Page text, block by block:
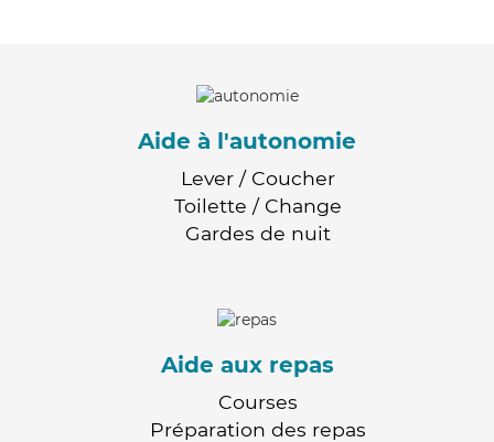
Aide à l'autonomie
Lever / Coucher
Toilette / Change
Gardes de nuit
Aide aux repas
Courses
Préparation des repas